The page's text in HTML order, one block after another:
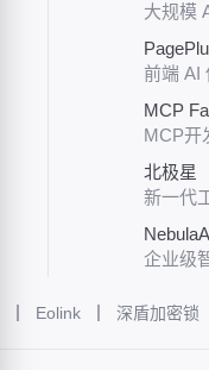
大规模
前端 AI
MCP
MCP开
北极星
新一代
企业级
Eolink 深盾加密锁